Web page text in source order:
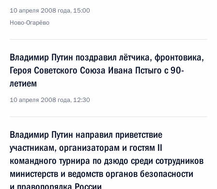
10 апреля 2008 года, 15:00
Ново-Огарёво
Владимир Путин поздравил лётчика, фронтовика,
Героя Советского Союза Ивана Пстыго с 90-
летием
10 апреля 2008 года, 12:30
Владимир Путин направил приветствие
участникам, организаторам и гостям II
командного турнира по дзюдо среди сотрудников
министерств и ведомств органов безопасности
и правопорядка России